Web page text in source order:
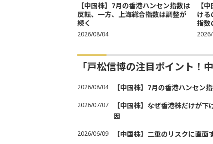
【中国株】7月の香港ハンセン指数は
反転、一方、上海総合指数は調整が
続く
2026/08/04
【
ける
指数
「戸松信博の注目ポイント！
2026/08/04 【中国株】7月の香港ハンセン
2026/07/07
【中国株】なぜ香港株だけが
因
2026/06/09 【中国株】二重のリスクに直